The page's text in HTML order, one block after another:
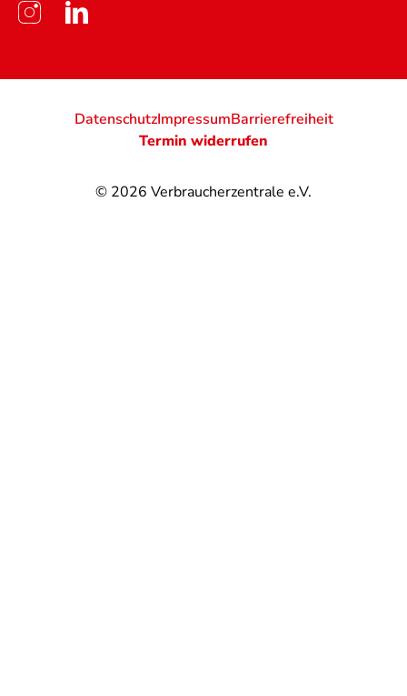
© 2026 Verbraucherzentrale e.V.
DatenschutzImpressumBarrierefreiheit
Termin widerrufen